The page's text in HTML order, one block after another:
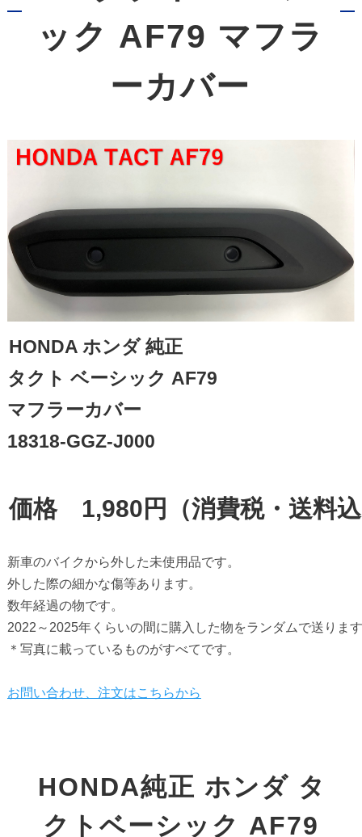
ック AF79 マフラ
ーカバー
HONDA ホンダ 純正
タクト ベーシック AF79
マフラーカバー
18318-GGZ-J000
価格　1,980円（消費税・送料
新車のバイクから外した未使用品です。
外した際の細かな傷等あります。
数年経過の物です。
2022～2025年くらいの間に購入した物をランダムで送りま
HONDA純正 ホンダ タ
クトベーシック AF79